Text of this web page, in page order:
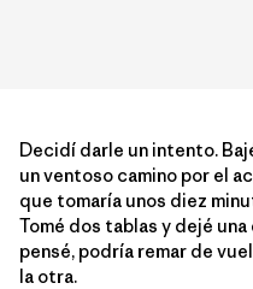
Decidí darle un intento.
un ventoso camino por el
que tomaría unos diez
Tomé dos tablas y dejé una
pensé, podría remar de
la otra.